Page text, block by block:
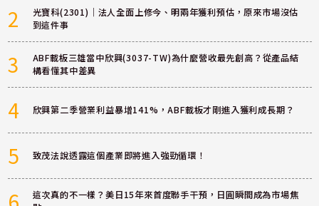
2
光寶科(2301)｜法人全面上修今、明兩年獲利預估，原來市場沒估
到這件事
3
ABF載板三雄當中欣興(3037-TW)為什麼營收最先創高？從產品結
構看懂其中差異
4 欣興第二季營業利益暴增141%，ABF載板才剛進入獲利成長期？
5 致茂法說透露這個產業即將進入強勁循環！
這次真的不一樣？美日15年來首度聯手干預，日圓瞬間成為市場焦